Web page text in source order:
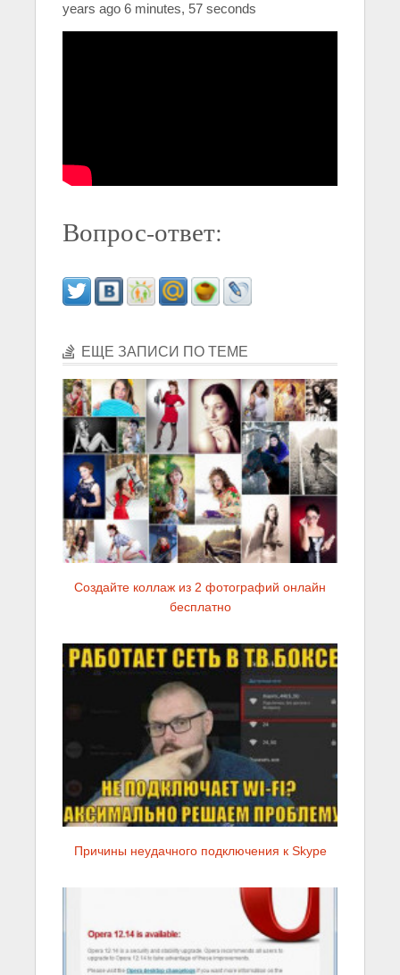
years ago 6 minutes, 57 seconds
Вопрос-ответ:
ЕЩЕ ЗАПИСИ ПО ТЕМЕ
Создайте коллаж из 2 фотографий онлайн
бесплатно
Причины неудачного подключения к Skype